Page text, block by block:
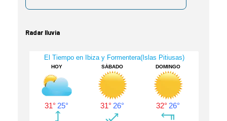
Radar lluvia